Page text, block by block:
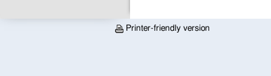
Printer-friendly version